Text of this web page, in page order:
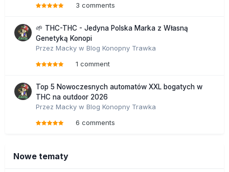
3 comments
🌱 THC-THC - Jedyna Polska Marka z Własną
Genetyką Konopi
Przez Macky w Blog Konopny Trawka
1 comment
Top 5 Nowoczesnych automatów XXL bogatych w
THC na outdoor 2026
Przez Macky w Blog Konopny Trawka
6 comments
Nowe tematy